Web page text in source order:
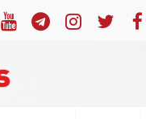
تعديل بعض أحكام القرار